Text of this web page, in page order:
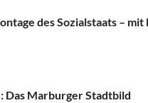
des Sozialstaats –
Das Marburger Stadtbild